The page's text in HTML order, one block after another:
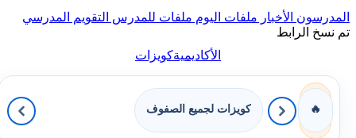
المدرسون الأخبار ملفات اليوم ملفات للمدرس التقويم المدرسي
تم نسخ الرابط
الأكاديميةكويزات
🔥 كويزات لجميع الصفوف